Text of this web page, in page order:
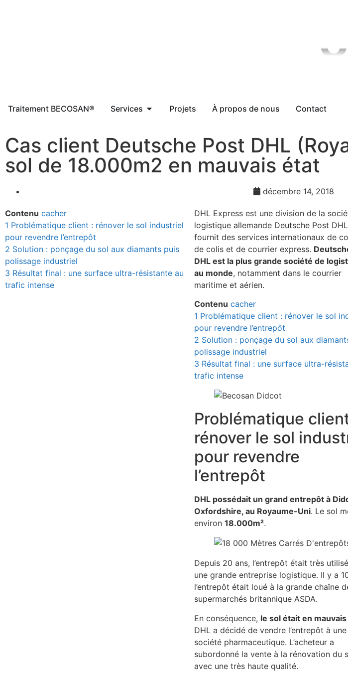
Traitement BECOSAN® Services Projets À propos de nous Contact
Cas client Deutsche Post DHL
sol de 18.000m2 en mauvais état
décembre 14, 2018
Contenu cacher
1 Problématique client : rénover le sol industriel
pour revendre l’entrepôt
2 Solution : ponçage du sol aux diamants puis
polissage industriel
3 Résultat final : une surface ultra-résistante au
trafic intense
DHL Express est une division de la
logistique allemande Deutsche Post
fournit des services internationaux de
de colis et de courrier express.
DHL est la plus grande société de
au monde, notamment dans le courrier
maritime et aérien.
Contenu cacher
1 Problématique client : rénover le sol
pour revendre l’entrepôt
2 Solution : ponçage du sol aux
polissage industriel
3 Résultat final : une surface ultra-
trafic intense
Problématique
rénover le sol
pour revendre
l’entrepôt
DHL possédait un grand entrepôt à
Oxfordshire, au Royaume-Uni. Le sol
environ 18.000m².
Depuis 20 ans, l’entrepôt était très
une grande entreprise logistique. Il y a
l’entrepôt était loué à la grande chaîne
supermarchés britannique ASDA.
En conséquence, le sol était en
DHL a décidé de vendre l’entrepôt à une
société pharmaceutique. L’acheteur a
subordonné la vente à la rénovation du
avec une très haute qualité.